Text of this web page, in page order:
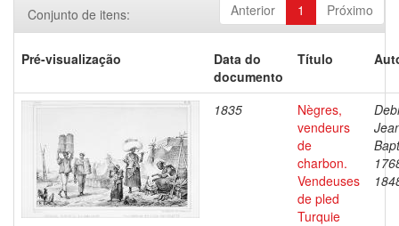
Anterior 1 Próximo
Conjunto de itens:
Pré-visualização
Data do
documento
Título
1835
Nègres,
vendeurs
de
charbon.
Vendeuses
de pled
Turquie